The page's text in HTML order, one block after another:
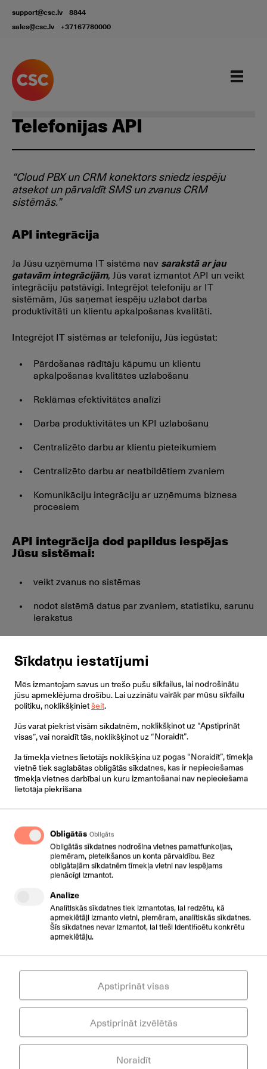
support@csc.lv
8844
sales@csc.lv
+37167780000
Apkalpošanas procesu digitalizācija
Telefonijas API
“Cloud PBX un CRM konektors sniedz iespēju
atsekot un pārvaldīt SMS un zvanus CRM
sistēmās.”
API integrācija
Ja Jūsu uzņēmuma IT sistēma nav sarakstā ar jau
gatavām integrācijām, Jūs varat izmantot API un veikt
integrāciju patstāvīgi. Integrējot telefoniju ar IT
sistēmām, Jūs saņemat iespēju uzlabot darba
produktivitāti un klientu apkalpošanas kvalitāti.
Integrējot IT sistēmas ar telefoniju, Jūs iegūstat:
Pārdošanas rādītāju kāpumu un klientu
apkalpošanas kvalitātes uzlabošanu
Reklāmas efektivitātes analīzi
Darba produktivitātes un KPI uzlabošanu
Centralizēto darbu ar klientu pieteikumiem
Centralizēto darbu ar neatbildētiem zvaniem
Komunikāciju integrāciju ar uzņēmuma biznesa
procesiem
API integrācija dod papildus iespējas
Jūsu sistēmai:
veikt zvanus no sistēmas
nodot sistēmā datus par zvaniem, statistiku, sarunu
ierakstus
pārvirzīt zvanus no klientiem viņu menedžeriem, kā
arī izmantot citas sistēmu iespējas.
Ja Jūs izstrādājat vai pārdodat sistēmas:
sistēma kļūst konkurentspējīgāka
sistēmas lietotāji saņem piekļuvi plašākai
funkcionalitātei
informācija par veikto integrāciju būs pieejama
mūsu mājaslapā
Sazinieties ar mums
Jūsu vārds
Please leave this field empty.
Please leave this field empty.
Please leave this field empty.
Telefona numurs
leave this field empty.
Sīkdatņu iestatījumi
Mēs izmantojam savus un trešo pušu sīkfailus, lai nodrošinātu
jūsu apmeklējuma drošību. Lai uzzinātu vairāk par mūsu sīkfailu
politiku, noklikšķinietšeit.
Jūs varat piekrist visām sīkdatnēm, noklikšķinot uz “Apstiprināt
visas”, vai noraidīt tās, noklikšķinot uz “Noraidīt”.
Ja tīmekļa vietnes lietotājs noklikšķina uz pogas “Noraidīt”, tīmekļa
vietnē tiek saglabātas obligātās sīkdatnes, kas ir nepieciešamas
tīmekļa vietnes darbībai un kuru izmantošanai nav nepieciešama
lietotāja piekrišana
Obligātās Obligāts
Obligātās sīkdatnes nodrošina vietnes pamatfunkcijas,
piemēram, pieteikšanos un konta pārvaldību. Bez
obligātajām sīkdatnēm tīmekļa vietni nav iespējams
pienācīgi izmantot.
Analīze
Analītiskās sīkdatnes tiek izmantotas, lai redzētu, kā
apmeklētāji izmanto vietni, piemēram, analītiskās sīkdatnes.
Šīs sīkdatnes nevar izmantot, lai tieši identificētu konkrētu
apmeklētāju.
Noraidīt
Apstiprināt izvēlētās
Apstiprināt visas